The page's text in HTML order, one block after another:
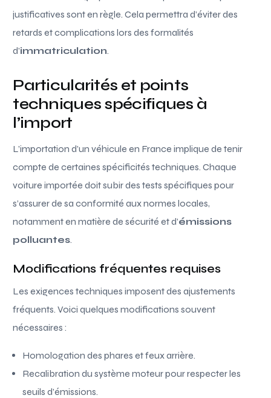
justificatives sont en règle. Cela permettra d’éviter des
retards et complications lors des formalités
d’immatriculation.
Particularités et points
techniques spécifiques à
l’import
L’importation d’un véhicule en France implique de tenir
compte de certaines spécificités techniques. Chaque
voiture importée doit subir des tests spécifiques pour
s’assurer de sa conformité aux normes locales,
notamment en matière de sécurité et d’émissions
polluantes.
Modifications fréquentes requises
Les exigences techniques imposent des ajustements
fréquents. Voici quelques modifications souvent
nécessaires :
Homologation des phares et feux arrière.
Recalibration du système moteur pour respecter les
seuils d’émissions.